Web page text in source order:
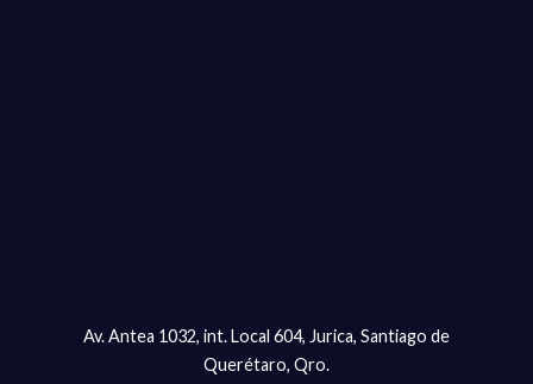
Av. Antea 1032, int. Local 604, Jurica, Santiago de
Querétaro, Qro.